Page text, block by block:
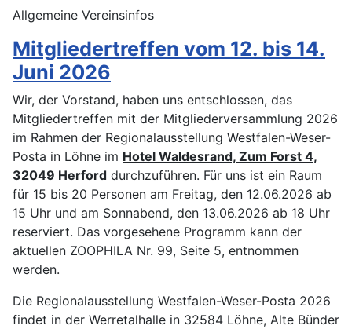
Allgemeine Vereinsinfos
Mitgliedertreffen vom 12. bis 14.
Juni 2026
Wir, der Vorstand, haben uns entschlossen, das
Mitgliedertreffen mit der Mitgliederversammlung 2026
im Rahmen der Regionalausstellung Westfalen-Weser-
Posta in Löhne im Hotel Waldesrand, Zum Forst 4,
32049 Herford durchzuführen. Für uns ist ein Raum
für 15 bis 20 Personen am Freitag, den 12.06.2026 ab
15 Uhr und am Sonnabend, den 13.06.2026 ab 18 Uhr
reserviert. Das vorgesehene Programm kann der
aktuellen ZOOPHILA Nr. 99, Seite 5, entnommen
werden.
Die Regionalausstellung Westfalen-Weser-Posta 2026
findet in der Werretalhalle in 32584 Löhne, Alte Bünder